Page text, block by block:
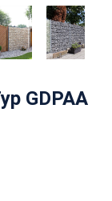
GDPAA